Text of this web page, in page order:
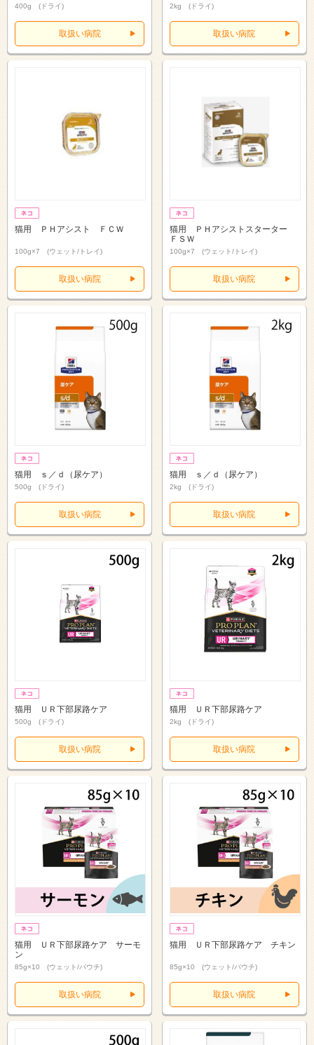
400g (ドライ)
取扱い病院
2kg (ドライ)
取扱い病院
猫用 ＰＨアシスト ＦＣＷ
100g×7 (ウェット/トレイ)
取扱い病院
猫用 ＰＨアシストスターター
ＦＳＷ
100g×7 (ウェット/トレイ)
取扱い病院
猫用 ｓ／ｄ（尿ケア）
500g (ドライ)
取扱い病院
猫用 ｓ／ｄ（尿ケア）
2kg (ドライ)
取扱い病院
猫用 ＵＲ下部尿路ケア
500g (ドライ)
取扱い病院
猫用 ＵＲ下部尿路ケア
2kg (ドライ)
取扱い病院
猫用 ＵＲ下部尿路ケア サーモ
ン
85g×10 (ウェット/パウチ)
取扱い病院
猫用 ＵＲ下部尿路ケア チキン
85g×10 (ウェット/パウチ)
取扱い病院